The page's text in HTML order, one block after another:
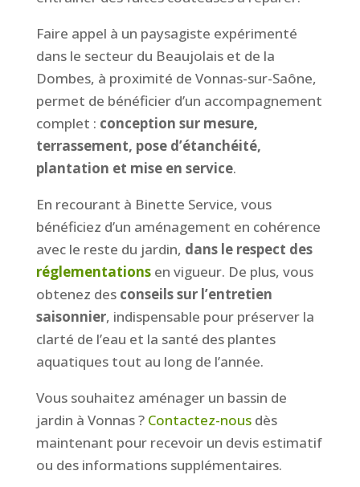
Faire appel à un paysagiste expérimenté
dans le secteur du Beaujolais et de la
Dombes, à proximité de Vonnas-sur-Saône,
permet de bénéficier d’un accompagnement
complet : conception sur mesure,
terrassement, pose d’étanchéité,
plantation et mise en service.
En recourant à Binette Service, vous
bénéficiez d’un aménagement en cohérence
avec le reste du jardin, dans le respect des
réglementationsen vigueur. De plus, vous
obtenez des conseils sur l’entretien
saisonnier, indispensable pour préserver la
clarté de l’eau et la santé des plantes
aquatiques tout au long de l’année.
Vous souhaitez aménager un bassin de
jardin à Vonnas ? Contactez-nousdès
maintenant pour recevoir un devis estimatif
ou des informations supplémentaires.